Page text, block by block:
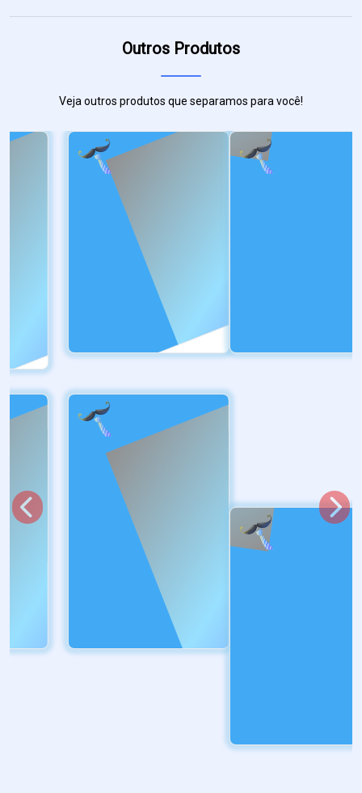
Outros Produtos
Veja outros produtos que separamos para você!
Personali...
Marca: